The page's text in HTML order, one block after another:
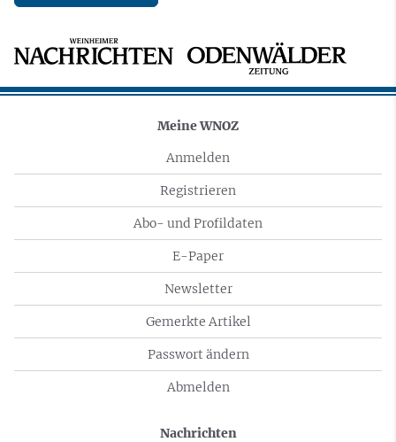
Meine WNOZ
Anmelden
Registrieren
Abo- und Profildaten
E-Paper
Newsletter
Gemerkte Artikel
Passwort ändern
Abmelden
Nachrichten